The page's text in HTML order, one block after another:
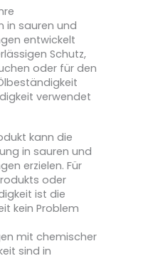
in sauren und
entwickelt
Schutz,
oder für den
verwendet
kann die
in sauren und
erzielen. Für
oder
ist die
kein Problem
mit chemischer
sind in